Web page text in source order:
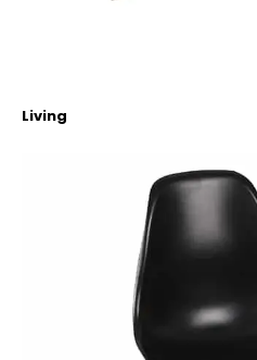
Living